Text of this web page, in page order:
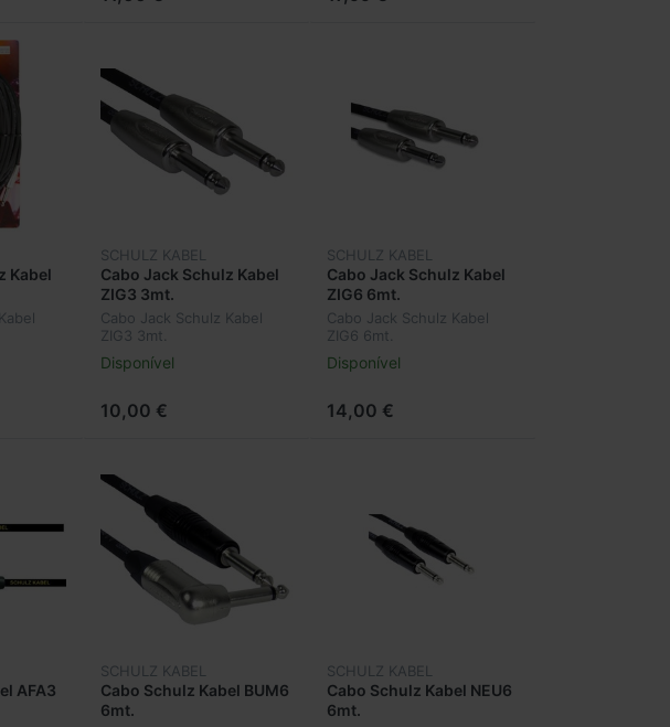
Kabel
SCHULZ KABEL
Cabo Jack Schulz Kabel
ZIG3 3mt.
Cabo Jack Schulz Kabel
ZIG3 3mt.
Disponível
10,00 €
SCHULZ KABEL
Cabo Jack Schulz Kabel
ZIG6 6mt.
Cabo Jack Schulz Kabel
ZIG6 6mt.
Disponível
14,00 €
AFA3
SCHULZ KABEL
Cabo Schulz Kabel BUM6
6mt.
SCHULZ KABEL
Cabo Schulz Kabel NEU6
6mt.